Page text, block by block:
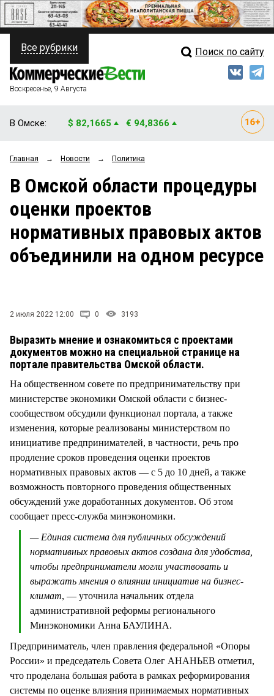
ПОЛИТИКА
ФИНАНСЫ
ОБЩЕСТВО
ЗАКОН
НОВОСТИ КОМПАНИЙ
ПРОИСШЕСТВИЯ
Свежий выпуск
Рейтинги
Архив
Все рубрики Поиск по сайту
Воскресенье, 9 Августа
В Омске: $ 82,1665 € 94,8366
Главная → Новости → Политика
В Омской области процедуры
оценки проектов
нормативных правовых актов
объединили на одном ресурсе
2 июля 2022 12:00 0 3193
Выразить мнение и ознакомиться с проектами
документов можно на специальной странице на
портале правительства Омской области.
На общественном совете по предпринимательству при
министерстве экономики Омской области с бизнес-
сообществом обсудили функционал портала, а также
изменения, которые реализованы министерством по
инициативе предпринимателей, в частности, речь про
продление сроков проведения оценки проектов
нормативных правовых актов — с 5 до 10 дней, а также
возможность повторного проведения общественных
обсуждений уже доработанных документов. Об этом
сообщает пресс-служба минэкономики.
— Единая система для публичных обсуждений
нормативных правовых актов создана для удобства,
чтобы предприниматели могли участвовать и
выражать мнения о влиянии инициатив на бизнес-
климат, — уточнила начальник отдела
административной реформы регионального
Минэкономики Анна БАУЛИНА.
Предприниматель, член правления федеральной «Опоры
России» и председатель Совета Олег АНАНЬЕВ отметил,
что проделана большая работа в рамках реформирования
системы по оценке влияния принимаемых нормативных